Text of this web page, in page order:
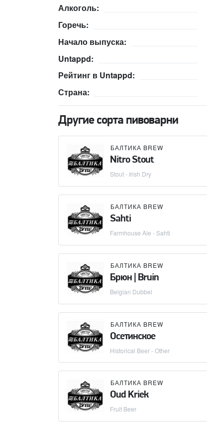
Алкоголь:
Горечь:
Начало выпуска:
Untappd:
Рейтинг в Untappd:
Страна:
Другие сорта пивоварни
БАЛТИКА BREW
Nitro Stout
Stout - Irish Dry
БАЛТИКА BREW
Sahti
Farmhouse Ale - Sahti
БАЛТИКА BREW
Брюн | Bruin
Belgian Dubbel
БАЛТИКА BREW
Осетинское
Historical Beer - Other
БАЛТИКА BREW
Oud Kriek
Fruit Beer